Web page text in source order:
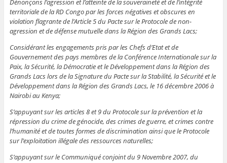
Dénonçons l’agression et l’atteinte de la souveraineté et de l’intégrité
territoriale de la RD Congo par les forces négatives et obscures en
violation flagrante de l’Article 5 du Pacte sur le Protocole de non-
agression et de défense mutuelle dans la Région des Grands Lacs;
Considérant les engagements pris par les Chefs d’Etat et de
Gouvernement des pays membres de la Conférence Internationale sur la
Paix, la Sécurité, la Démocratie et le Développement dans la Région des
Grands Lacs lors de la Signature du Pacte sur la Stabilité, la Sécurité et le
Développement dans la Région des Grands Lacs, le 16 décembre 2006 à
Nairobi au Kenya;
S’appuyant sur les articles 8 et 9 du Protocole sur la prévention et la
répression du crime de génocide, des crimes de guerre, et crimes contre
l’humanité et de toutes formes de discrimination ainsi que le Protocole
sur l’exploitation illégale des ressources naturelles;
S’appuyant sur le Communiqué conjoint du 9 Novembre 2007, du